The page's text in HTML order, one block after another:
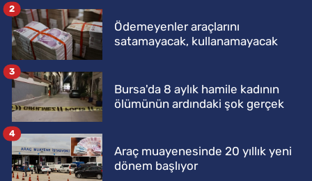
Ödemeyenler araçlarını
satamayacak, kullanamayacak
2
Bursa'da 8 aylık hamile kadının
ölümünün ardındaki şok gerçek
3
Araç muayenesinde 20 yıllık yeni
dönem başlıyor
4